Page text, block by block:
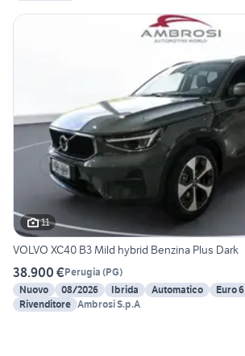
11
VOLVO XC40 B3 Mild hybrid Benzina Plus Dark
38.900 €Perugia (PG)
Nuovo
08/2026 Ibrida Automatico
Euro 6
Rivenditore Ambrosi S.p.A